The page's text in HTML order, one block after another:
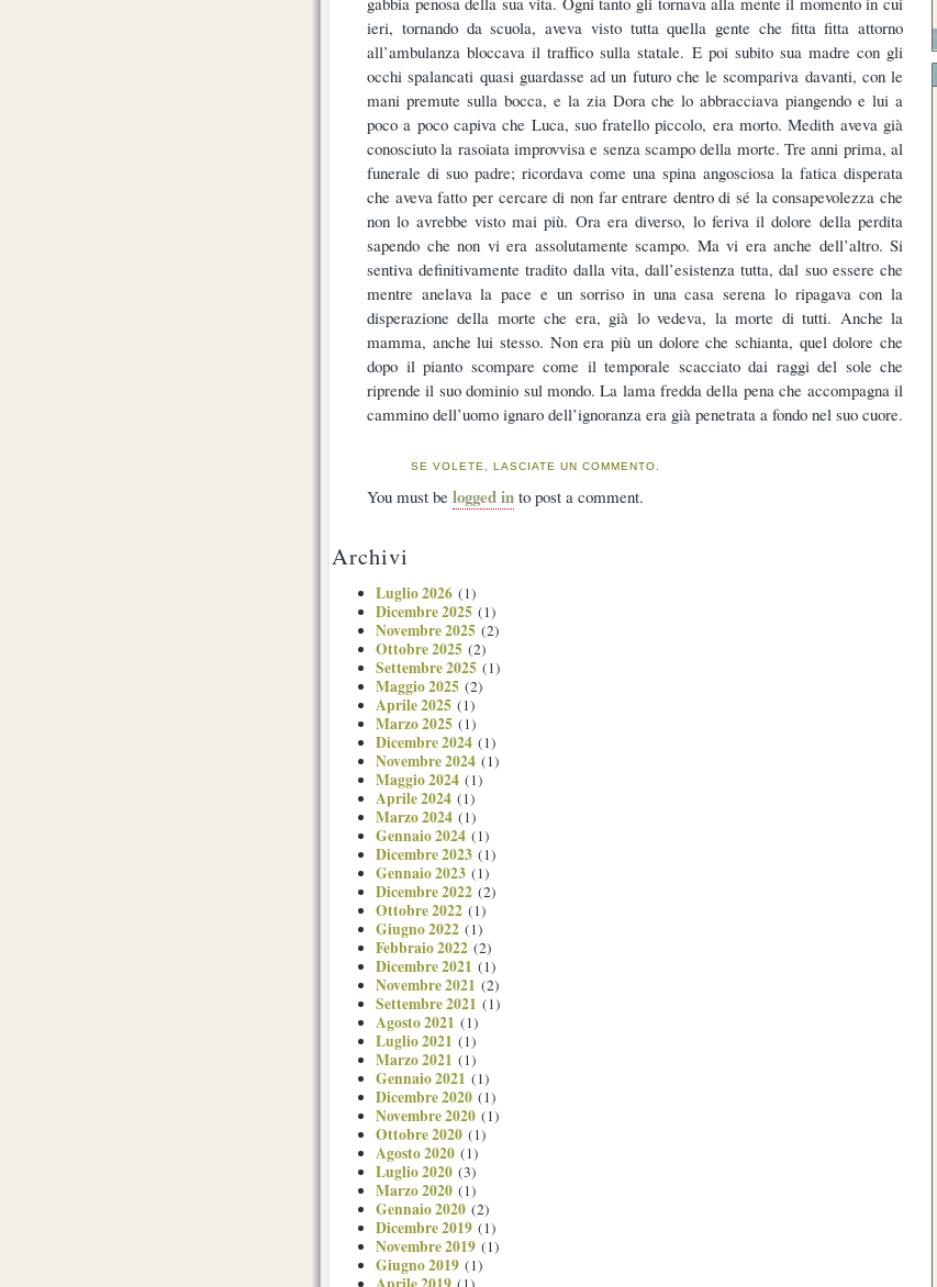
ieri, tornando da scuola, aveva visto tutta quella gente che fitta fitta attorno
all’ambulanza bloccava il traffico sulla statale. E poi subito sua madre con gli
occhi spalancati quasi guardasse ad un futuro che le scompariva davanti, con le
mani premute sulla bocca, e la zia Dora che lo abbracciava piangendo e lui a
poco a poco capiva che Luca, suo fratello piccolo, era morto. Medith aveva già
conosciuto la rasoiata improvvisa e senza scampo della morte. Tre anni prima, al
funerale di suo padre; ricordava come una spina angosciosa la fatica disperata
che aveva fatto per cercare di non far entrare dentro di sé la consapevolezza che
non lo avrebbe visto mai più. Ora era diverso, lo feriva il dolore della perdita
sapendo che non vi era assolutamente scampo. Ma vi era anche dell’altro. Si
sentiva definitivamente tradito dalla vita, dall’esistenza tutta, dal suo essere che
mentre anelava la pace e un sorriso in una casa serena lo ripagava con la
disperazione della morte che era, già lo vedeva, la morte di tutti. Anche la
mamma, anche lui stesso. Non era più un dolore che schianta, quel dolore che
dopo il pianto scompare come il temporale scacciato dai raggi del sole che
riprende il suo dominio sul mondo. La lama fredda della pena che accompagna il
cammino dell’uomo ignaro dell’ignoranza era già penetrata a fondo nel suo cuore.
SE VOLETE, LASCIATE UN COMMENTO.
You must be logged in to post a comment.
Archivi
Luglio 2026 (1)
Dicembre 2025 (1)
Novembre 2025 (2)
Ottobre 2025 (2)
Settembre 2025 (1)
Maggio 2025 (2)
Aprile 2025 (1)
Marzo 2025 (1)
Dicembre 2024 (1)
Novembre 2024 (1)
Maggio 2024 (1)
Aprile 2024 (1)
Marzo 2024 (1)
Gennaio 2024 (1)
Dicembre 2023 (1)
Gennaio 2023 (1)
Dicembre 2022 (2)
Ottobre 2022 (1)
Giugno 2022 (1)
Febbraio 2022 (2)
Dicembre 2021 (1)
Novembre 2021 (2)
Settembre 2021 (1)
Agosto 2021 (1)
Luglio 2021 (1)
Marzo 2021 (1)
Gennaio 2021 (1)
Dicembre 2020 (1)
Novembre 2020 (1)
Ottobre 2020 (1)
Agosto 2020 (1)
Luglio 2020 (3)
Marzo 2020 (1)
Gennaio 2020 (2)
Dicembre 2019 (1)
Novembre 2019 (1)
Giugno 2019 (1)